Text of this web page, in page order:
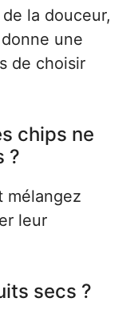
la douceur,
une
de choisir
chips ne
?
mélangez
leur
secs ?